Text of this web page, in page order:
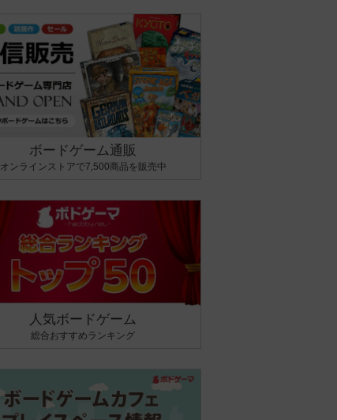
ボードゲーム通販
オンラインストアで7,500商品を販売中
人気ボードゲーム
総合おすすめランキング